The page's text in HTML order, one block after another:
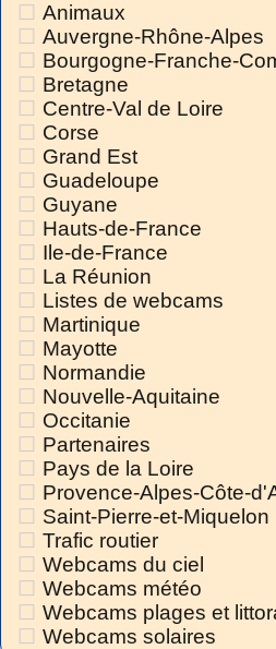
Animaux
Auvergne-Rhône-Alpes
Bourgogne-Franche-
Bretagne
Centre-Val de Loire
Corse
Grand Est
Guadeloupe
Guyane
Hauts-de-France
Ile-de-France
La Réunion
Listes de webcams
Martinique
Mayotte
Normandie
Nouvelle-Aquitaine
Occitanie
Partenaires
Pays de la Loire
Provence-Alpes-Côte-
Saint-Pierre-et-Miquelon
Trafic routier
Webcams du ciel
Webcams météo
Webcams plages et
Webcams solaires